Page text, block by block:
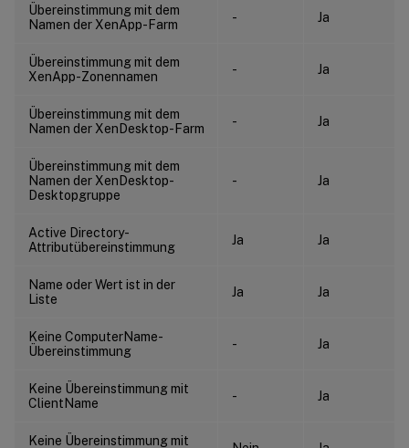
Übereinstimmung mit dem
Namen der XenApp-Farm
- Ja
Übereinstimmung mit dem
XenApp-Zonennamen
- Ja
Übereinstimmung mit dem
Namen der XenDesktop-Farm
- Ja
Übereinstimmung mit dem
Namen der XenDesktop-
Desktopgruppe
- Ja
Active Directory-
Attributübereinstimmung
Ja Ja
Name oder Wert ist in der
Liste
Ja Ja
Keine ComputerName-
Übereinstimmung
- Ja
Keine Übereinstimmung mit
ClientName
- Ja
Keine Übereinstimmung mit